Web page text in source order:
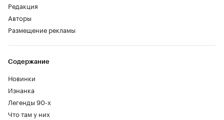
Редакция
Авторы
Размещение рекламы
Содержание
Новинки
Изнанка
Легенды 90-х
Что там у них